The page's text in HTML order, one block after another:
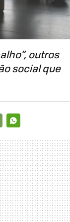
outros
social que